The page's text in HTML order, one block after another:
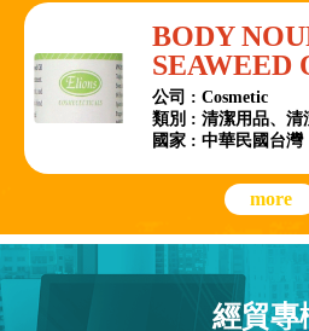
BODY
SEAWEED
公司 : Cosmetic
類別 : 清潔用品、清
國家 : 中華民國台灣
more
經貿專